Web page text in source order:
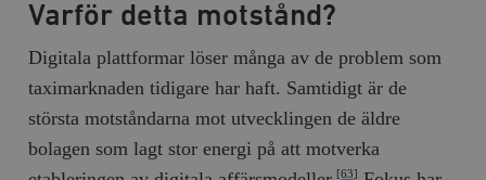
Varför detta motstånd?
Digitala plattformar löser många av de problem som
taximarknaden tidigare har haft. Samtidigt är de
största motståndarna mot utvecklingen de äldre
bolagen som lagt stor energi på att motverka
[63]